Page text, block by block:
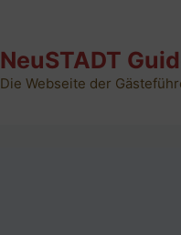
NeuSTADT
Die Webseite der